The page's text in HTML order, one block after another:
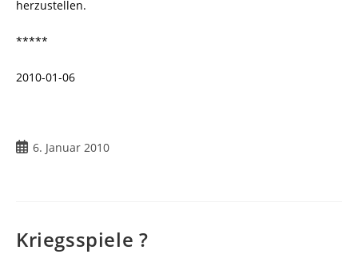
herzustellen.
*****
2010-01-06
Beitrag
6. Januar 2010
Kriegsspiele ?